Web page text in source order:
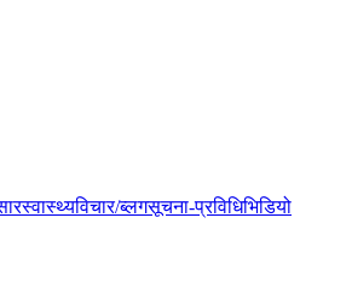
स्वास्थ्यविचार/ब्लगसूचना-प्रविधिभिडियो